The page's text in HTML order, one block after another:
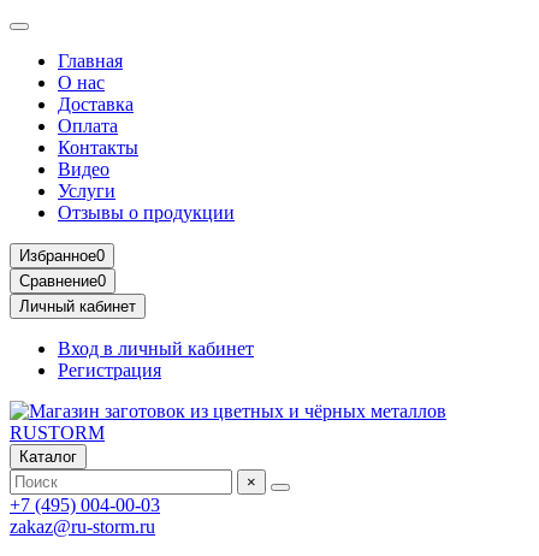
Главная
О нас
Доставка
Оплата
Контакты
Видео
Услуги
Отзывы о продукции
Избранное0
Сравнение0
Личный кабинет
Вход в личный кабинет
Регистрация
Каталог
×
+7 (495) 004-00-03
zakaz@ru-storm.ru